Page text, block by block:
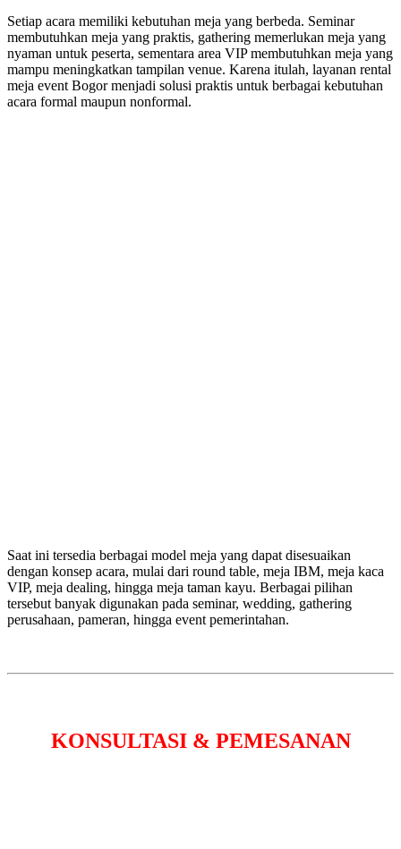
Setiap acara memiliki kebutuhan meja yang berbeda. Seminar
membutuhkan meja yang praktis, gathering memerlukan meja yang
nyaman untuk peserta, sementara area VIP membutuhkan meja yang
mampu meningkatkan tampilan venue. Karena itulah, layanan rental
meja event Bogor menjadi solusi praktis untuk berbagai kebutuhan
acara formal maupun nonformal.
Saat ini tersedia berbagai model meja yang dapat disesuaikan
dengan konsep acara, mulai dari round table, meja IBM, meja kaca
VIP, meja dealing, hingga meja taman kayu. Berbagai pilihan
tersebut banyak digunakan pada seminar, wedding, gathering
perusahaan, pameran, hingga event pemerintahan.
KONSULTASI & PEMESANAN